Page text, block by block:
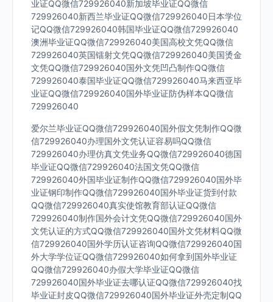
业证QQ微信729926040新加坡毕业证QQ微信
729926040新西兰毕业证QQ微信729926040日本学位
记QQ微信729926040韩国毕业证QQ微信729926040
澳洲毕业证QQ微信729926040美国高校文凭QQ微信
729926040英国镭射文凭QQ微信729926040美国烫金
文凭QQ微信729926040国外文凭凹凸制作QQ微信
729926040泰国毕业证QQ微信729926040马来西亚毕
业证QQ微信729926040国外毕业证防伪样本QQ微信
729926040
爱尔兰毕业证QQ微信729926040国外假文凭制作QQ微
信729926040办理国外文凭认证容易吗QQ微信
729926040办理仿真文凭业务QQ微信729926040德国
毕业证QQ微信729926040法国文凭QQ微信
729926040外国毕业证制作QQ微信729926040国外毕
业证钢印制作QQ微信729926040国外毕业证货到付款
QQ微信729926040真实使馆教育部认证QQ微信
729926040制作国外会计文凭QQ微信729926040国外
文凭认证的方式QQ微信729926040国外文凭材料QQ微
信729926040国外学历认证咨询QQ微信729926040国
外大学学位证QQ微信729926040如何拿到国外毕业证
QQ微信729926040办假大学毕业证QQ微信
729926040国外毕业证去哪认证QQ微信729926040找
毕业证封皮QQ微信729926040国外毕业证外壳定制QQ